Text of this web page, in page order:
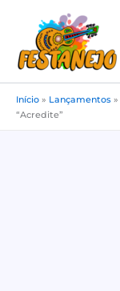
conteúdo
Início » Lançamentos »
“Acredite”